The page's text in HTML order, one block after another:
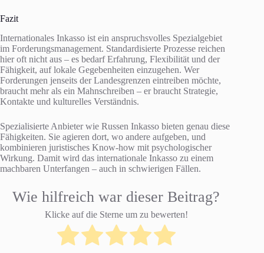
Fazit
Internationales Inkasso ist ein anspruchsvolles Spezialgebiet
im Forderungsmanagement. Standardisierte Prozesse reichen
hier oft nicht aus – es bedarf Erfahrung, Flexibilität und der
Fähigkeit, auf lokale Gegebenheiten einzugehen. Wer
Forderungen jenseits der Landesgrenzen eintreiben möchte,
braucht mehr als ein Mahnschreiben – er braucht Strategie,
Kontakte und kulturelles Verständnis.
Spezialisierte Anbieter wie Russen Inkasso bieten genau diese
Fähigkeiten. Sie agieren dort, wo andere aufgeben, und
kombinieren juristisches Know-how mit psychologischer
Wirkung. Damit wird das internationale Inkasso zu einem
machbaren Unterfangen – auch in schwierigen Fällen.
Wie hilfreich war dieser Beitrag?
Klicke auf die Sterne um zu bewerten!